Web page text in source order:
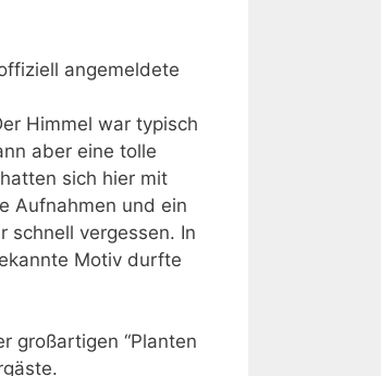
angemeldete
Himmel war typisch
aber eine tolle
sich hier mit
Aufnahmen und ein
schnell vergessen. In
Motiv durfte
großartigen “Planten